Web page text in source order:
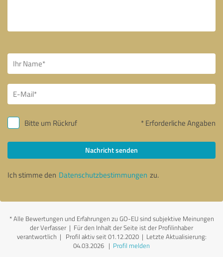
Bitte um Rückruf * Erforderliche Angaben
Nachricht senden
Ich stimme den Datenschutzbestimmungen zu.
*Alle Bewertungen und Erfahrungen zu GO-EU sind subjektive Meinungen
der Verfasser | Für den Inhalt der Seite ist der Profilinhaber
verantwortlich | Profil aktiv seit 01.12.2020 | Letzte Aktualisierung:
04.03.2026 | Profil melden